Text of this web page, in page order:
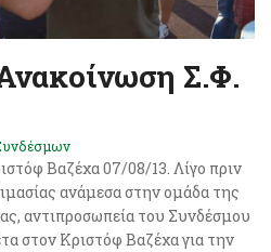
Σ.Φ.
Βαζέχα 07/08/13. Λίγο πριν
ανάμεσα στην ομάδα της
αντιπροσωπεία του Συνδέσμου
στον Κριστόφ Βαζέχα για την